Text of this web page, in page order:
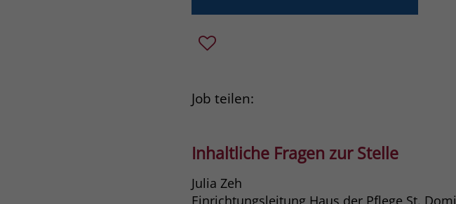
Job teilen:
Inhaltliche Fragen zur Stelle
Julia Zeh
Facebook